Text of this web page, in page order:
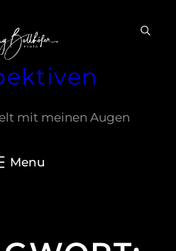
mit meinen Augen